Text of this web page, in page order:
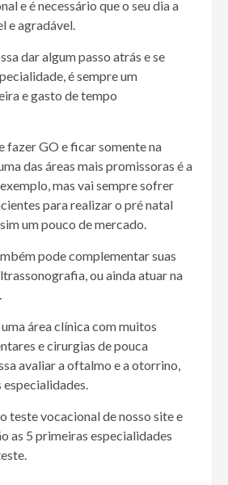
e é necessário que o seu dia a
e agradável.
dar algum passo atrás e se
é sempre um
e gasto de tempo
fazer GO e ficar somente na
das áreas mais promissoras é a
mas vai sempre sofrer
para realizar o pré natal
um pouco de mercado.
pode complementar suas
ou ainda atuar na
área clínica com muitos
e cirurgias de pouca
avaliar a oftalmo e a otorrino,
especialidades.
teste vocacional de nosso site e
as 5 primeiras especialidades